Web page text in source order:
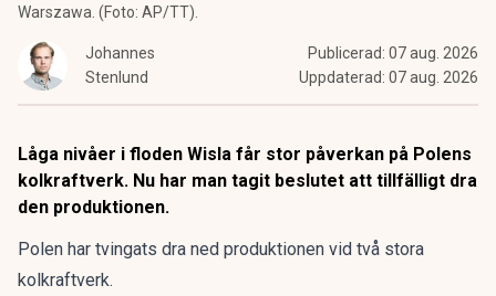
Warszawa. (Foto: AP/TT).
Johannes
Stenlund
Publicerad: 07 aug. 2026
Uppdaterad: 07 aug. 2026
Låga nivåer i floden Wisla får stor påverkan på Polens
kolkraftverk. Nu har man tagit beslutet att tillfälligt dra
den produktionen.
Polen har tvingats dra ned produktionen vid två stora
kolkraftverk.